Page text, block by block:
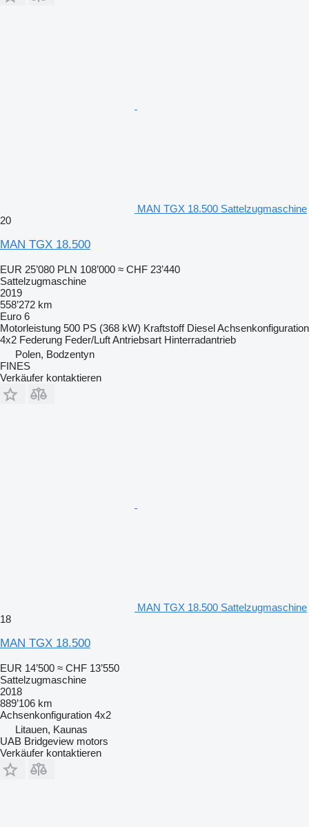
MAN TGX 18.500 Sattelzugmaschine
20
MAN TGX 18.500
EUR 25’080 PLN 108’000 ≈ CHF 23’440
Sattelzugmaschine
2019
558’272 km
Euro 6
Motorleistung 500 PS (368 kW) Kraftstoff DieselAchsenkonfiguration
4x2 Federung Feder/LuftAntriebsart Hinterradantrieb
Polen, Bodzentyn
FINES
Verkäufer kontaktieren
MAN TGX 18.500 Sattelzugmaschine
18
MAN TGX 18.500
EUR 14’500 ≈ CHF 13’550
Sattelzugmaschine
2018
889’106 km
Achsenkonfiguration 4x2
Litauen, Kaunas
UAB Bridgeview motors
Verkäufer kontaktieren